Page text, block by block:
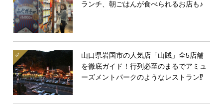
ランチ、朝ごはんが食べられるお店も♪
山口県岩国市の人気店「山賊」全5店舗
を徹底ガイド！行列必至のまるでアミュ
ーズメントパークのようなレストラン⁉